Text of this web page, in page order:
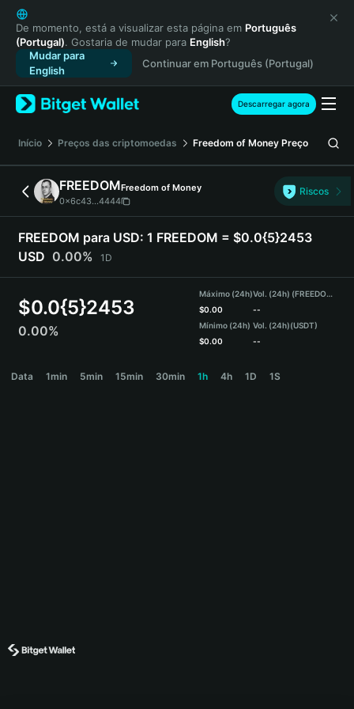
English
日本語
Tiếng Việt
Русский
Español (Latinoamérica)
Türkçe
Français
Deutsch
简体中文
繁體中文
Português (Portugal)
Bahasa Indonesia
ภาษาไทย
हिन्दी
Español
Português (Brasil)
De momento, está a visualizar esta página em Português
(Portugal). Gostaria de mudar para English?
Mudar para
English
Continuar em Português (Portugal)
Descarregar agora
Início Preços das criptomoedas Freedom of Money Preço
FREEDOMFreedom of Money
0x6c43...4444
Riscos
FREEDOM para USD: 1 FREEDOM = $0.0{5}2453
USD 0.00% 1D
$0.0{5}2453
0.00%
Máximo (24h)
$0.00
Mínimo (24h)
$0.00
Vol. (24h) (FREEDOM)
--
Vol. (24h)(USDT)
--
Data 1min 5min 15min 30min 1h 4h 1D 1S